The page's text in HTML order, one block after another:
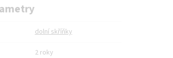
dolní skříňky
2 roky